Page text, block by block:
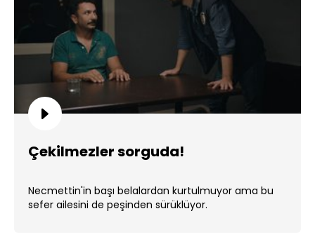
Çekilmezler sorguda!
Necmettin'in başı belalardan kurtulmuyor ama bu
sefer ailesini de peşinden sürüklüyor.